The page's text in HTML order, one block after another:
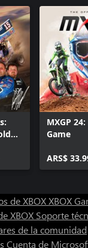
MXGP
Game
ARS$
de XBOXXBOX
XBOX Soporte
de la comunidad
Cuenta de